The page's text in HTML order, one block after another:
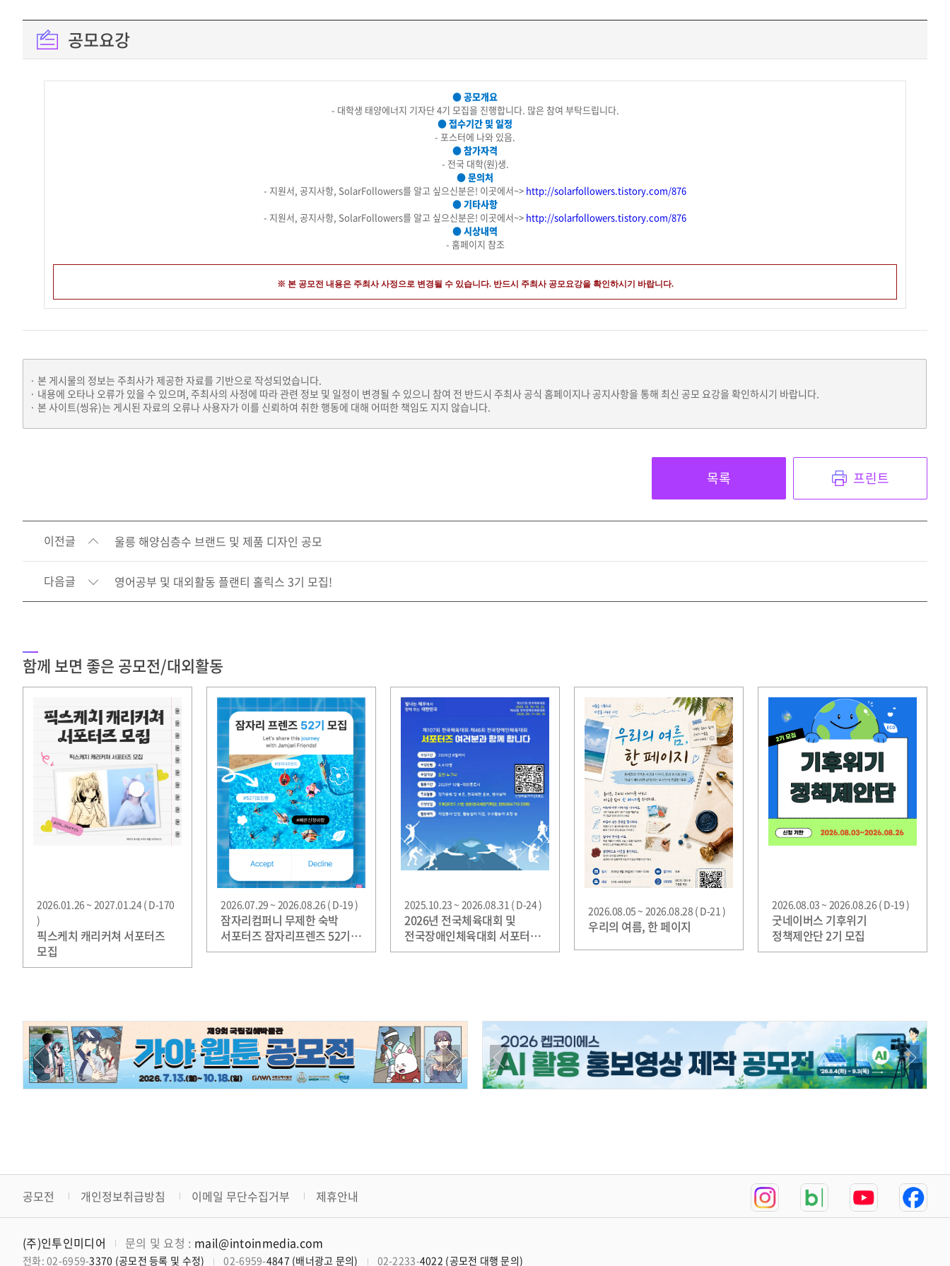
공모요강
● 공모개요
- 대학생 태양에너지 기자단 4기 모집을 진행합니다. 많은 참여 부탁드립니다.
● 접수기간 및 일정
- 포스터에 나와 있음.
● 참가자격
- 전국 대학(원)생.
● 문의처
- 지원서, 공지사항, SolarFollowers를 알고 싶으신분은! 이곳에서~> http://solarfollowers.tistory.com/876
● 기타사항
- 지원서, 공지사항, SolarFollowers를 알고 싶으신분은! 이곳에서~> http://solarfollowers.tistory.com/876
● 시상내역
- 홈페이지 참조
※ 본 공모전 내용은 주최사 사정으로 변경될 수 있습니다. 반드시 주최사 공모요강을 확인하시기 바랍니다.
본 게시물의 정보는 주최사가 제공한 자료를 기반으로 작성되었습니다.
내용에 오타나 오류가 있을 수 있으며, 주최사의 사정에 따라 관련 정보 및 일정이 변경될 수 있으니 참여 전 반드시 주최사 공식 홈페이지나 공지사항을 통해 최신 공모 요강을 확인하시기 바랍니다.
본 사이트(씽유)는 게시된 자료의 오류나 사용자가 이를 신뢰하여 취한 행동에 대해 어떠한 책임도 지지 않습니다.
목록 프린트
이전글 울릉 해양심층수 브랜드 및 제품 디자인 공모
다음글 영어공부 및 대외활동 플랜티 홀릭스 3기 모집!
함께 보면 좋은 공모전/대외활동
2026.01.26 ~ 2027.01.24 ( D-170
)
픽스케치 캐리커쳐 서포터즈
모집
2026.07.29 ~ 2026.08.26 ( D-19 )
잠자리컴퍼니 무제한 숙박
서포터즈 잠자리프렌즈 52기
모집
2025.10.23 ~ 2026.08.31 ( D-24 )
2026년 전국체육대회 및
전국장애인체육대회 서포터즈
모집
2026.08.05 ~ 2026.08.28 ( D-21 )
우리의 여름, 한 페이지
2026.08.03 ~ 2026.08.26 ( D-19 )
굿네이버스 기후위기
정책제안단 2기 모집
공모전 개인정보취급방침 이메일 무단수집거부 제휴안내
(주)인투인미디어 문의 및 요청 : mail@intoinmedia.com
전화: 02-6959-3370 (공모전 등록 및 수정) 02-6959-4847 (배너광고 문의) 02-2233-4022 (공모전 대행 문의)